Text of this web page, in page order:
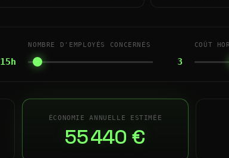
15h
NOMBRE D'EMPLOYÉS CONCERNÉS
3
COÛT
ÉCONOMIE ANNUELLE ESTIMÉE
55 440 €